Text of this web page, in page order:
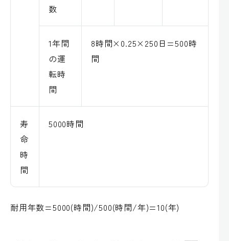
数
1年間
の運
転時
間
8時間×0.25×250日=500時
間
寿
命
時
間
5000時間
耐用年数=5000(時間)/500(時間/年)=10(年)